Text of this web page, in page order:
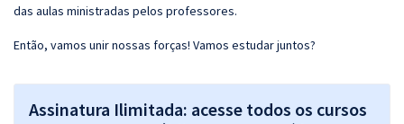
das aulas ministradas pelos professores.
Então, vamos unir nossas forças! Vamos estudar juntos?
Assinatura Ilimitada: acesse todos os cursos